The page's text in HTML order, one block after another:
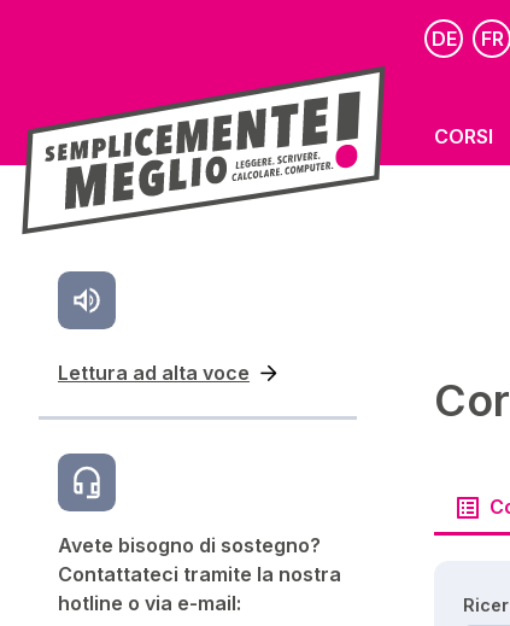
DE FR
CORSI
Lettura ad alta voce
Avete bisogno di sostegno?
Contattateci tramite la nostra
hotline o via e-mail: